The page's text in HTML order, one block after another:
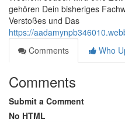
gehören Dein bisheriges
Verstoßes und Das
https://
Comments
Who
Comments
Submit a Comment
No HTML